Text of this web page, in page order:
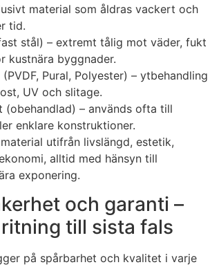
material som åldras vackert och
tid.
stål) – extremt tålig mot väder, fukt
kustnära byggnader.
Pural, Polyester) – ytbehandling
UV och slitage.
(obehandlad) – används ofta till
enklare konstruktioner.
utifrån livslängd, estetik,
alltid med hänsyn till
exponering.
och garanti –
till sista fals
på spårbarhet och kvalitet i varje